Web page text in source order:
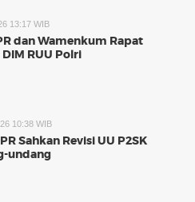
13:17 WIB
dan Wamenkum Rapat
DIM RUU Polri
10:38 WIB
Sahkan Revisi UU P2SK
undang